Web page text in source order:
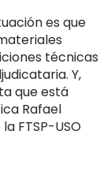
es que
técnicas
Y,
que está
Rafael
FTSP-USO